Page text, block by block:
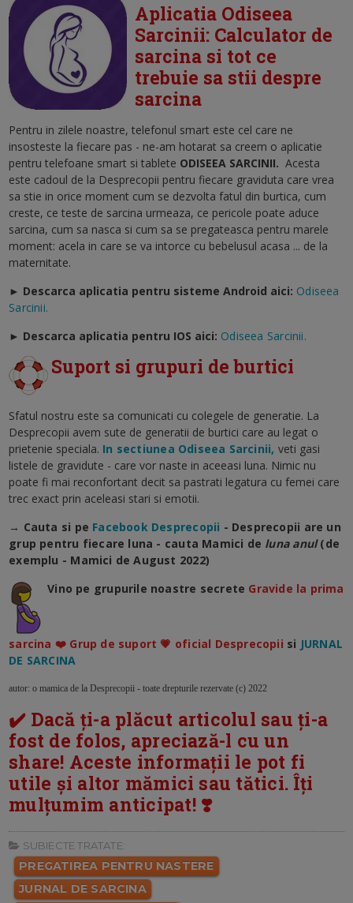
Aplicatia Odiseea
Sarcinii: Calculator de
sarcina si tot ce
trebuie sa stii despre
sarcina
Pentru in zilele noastre, telefonul smart este cel care ne
insosteste la fiecare pas - ne-am hotarat sa creem o aplicatie
pentru telefoane smart si tablete ODISEEA SARCINII. Acesta
este cadoul de la Desprecopii pentru fiecare graviduta care vrea
sa stie in orice moment cum se dezvolta fatul din burtica, cum
creste, ce teste de sarcina urmeaza, ce pericole poate aduce
sarcina, cum sa nasca si cum sa se pregateasca pentru marele
moment: acela in care se va intorce cu bebelusul acasa ... de la
maternitate.
► Descarca aplicatia pentru sisteme Android aici: Odiseea
Sarcinii.
► Descarca aplicatia pentru IOS aici: Odiseea Sarcinii.
Suport si grupuri de burtici
Sfatul nostru este sa comunicati cu colegele de generatie. La
Desprecopii avem sute de generatii de burtici care au legat o
prietenie speciala. In sectiunea Odiseea Sarcinii, veti gasi
listele de gravidute - care vor naste in aceeasi luna. Nimic nu
poate fi mai reconfortant decit sa pastrati legatura cu femei care
trec exact prin aceleasi stari si emotii.
→ Cauta si pe Facebook Desprecopii - Desprecopii are un
grup pentru fiecare luna - cauta Mamici de luna anul (de
exemplu - Mamici de August 2022)
Vino pe grupurile noastre secrete Gravide la prima
sarcina ❤️ Grup de suport 💗 oficial Desprecopii si JURNAL
DE SARCINA
autor: o mamica de la Desprecopii - toate drepturile rezervate (c) 2022
✔️ Dacă ți-a plăcut articolul sau ți-a
fost de folos, apreciază-l cu un
share! Aceste informații le pot fi
utile și altor mămici sau tătici. Îți
mulțumim anticipat! ❣️
SUBIECTE TRATATE:
PREGATIREA PENTRU NASTERE
JURNAL DE SARCINA